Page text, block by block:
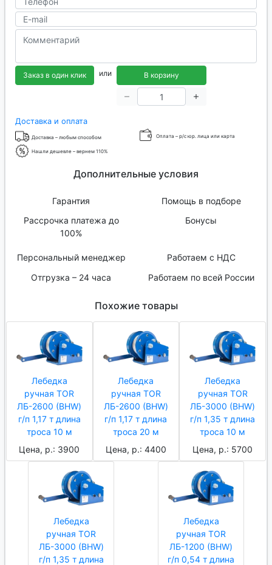
Заказ в один клик или В корзину
Доставка и оплата
Доставка – любым способом Оплата – р/с юр. лица или карта
Нашли дешевле – вернем 110%
Дополнительные условия
Гарантия
Помощь в подборе
Рассрочка платежа до
100%
Бонусы
Персональный менеджер
Работаем с НДС
Отгрузка – 24 часа
Работаем по всей России
Похожие товары
Лебедка
ручная TOR
ЛБ-2600 (BHW)
г/п 1,17 т длина
троса 10 м
Цена, р.: 3900
Лебедка
ручная TOR
ЛБ-2600 (BHW)
г/п 1,17 т длина
троса 20 м
Цена, р.: 4400
Лебедка
ручная TOR
ЛБ-3000 (BHW)
г/п 1,35 т длина
троса 10 м
Цена, р.: 5700
Лебедка
ручная TOR
ЛБ-3000 (BHW)
г/п 1,35 т длина
Лебедка
ручная TOR
ЛБ-1200 (BHW)
г/п 0,54 т длина